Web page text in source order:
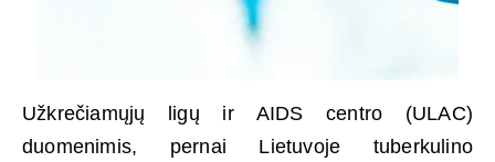
Užkrečiamųjų ligų ir AIDS centro (ULAC)
duomenimis, pernai Lietuvoje tuberkulino